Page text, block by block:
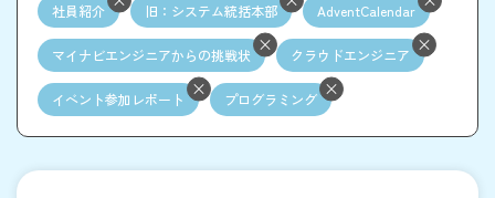
社員紹介 旧：システム統括本部 AdventCalendar
マイナビエンジニアからの挑戦状 クラウドエンジニア
イベント参加レポート プログラミング